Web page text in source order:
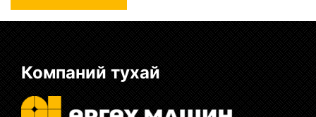
Компаний тухай